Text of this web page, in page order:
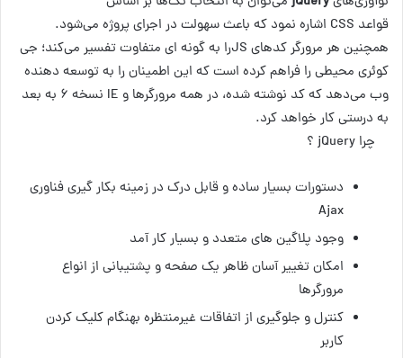
قواعد CSS اشاره نمود که باعث سهولت در اجرای پروژه می‌شود.
همچنین هر مرورگر کدهای JSرا به گونه ای متفاوت تفسیر می‌کند؛ جی
کوئری محیطی را فراهم کرده است که این اطمینان را به توسعه دهنده
وب می‌دهد که کد نوشته شده، در همه مرورگرها و IE نسخه ۶ به بعد
به درستی کار خواهد کرد.
چرا jQuery ؟
دستورات بسیار ساده و قابل درک در زمینه بکار گیری فناوری
Ajax
وجود پلاگین های متعدد و بسیار کار آمد
امکان تغییر آسان ظاهر یک صفحه و پشتیبانی از انواع
مرورگر‎ها
کنترل و جلوگیری از اتفاقات غیرمنتظره بهنگام کلیک کردن
کاربر